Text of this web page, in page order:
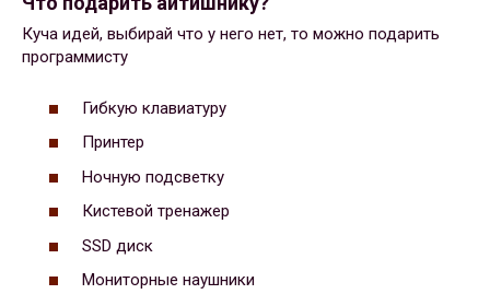
Куча идей, выбирай что у него нет, то можно подарить
программисту
Гибкую клавиатуру
Принтер
Ночную подсветку
Кистевой тренажер
SSD диск
Мониторные наушники